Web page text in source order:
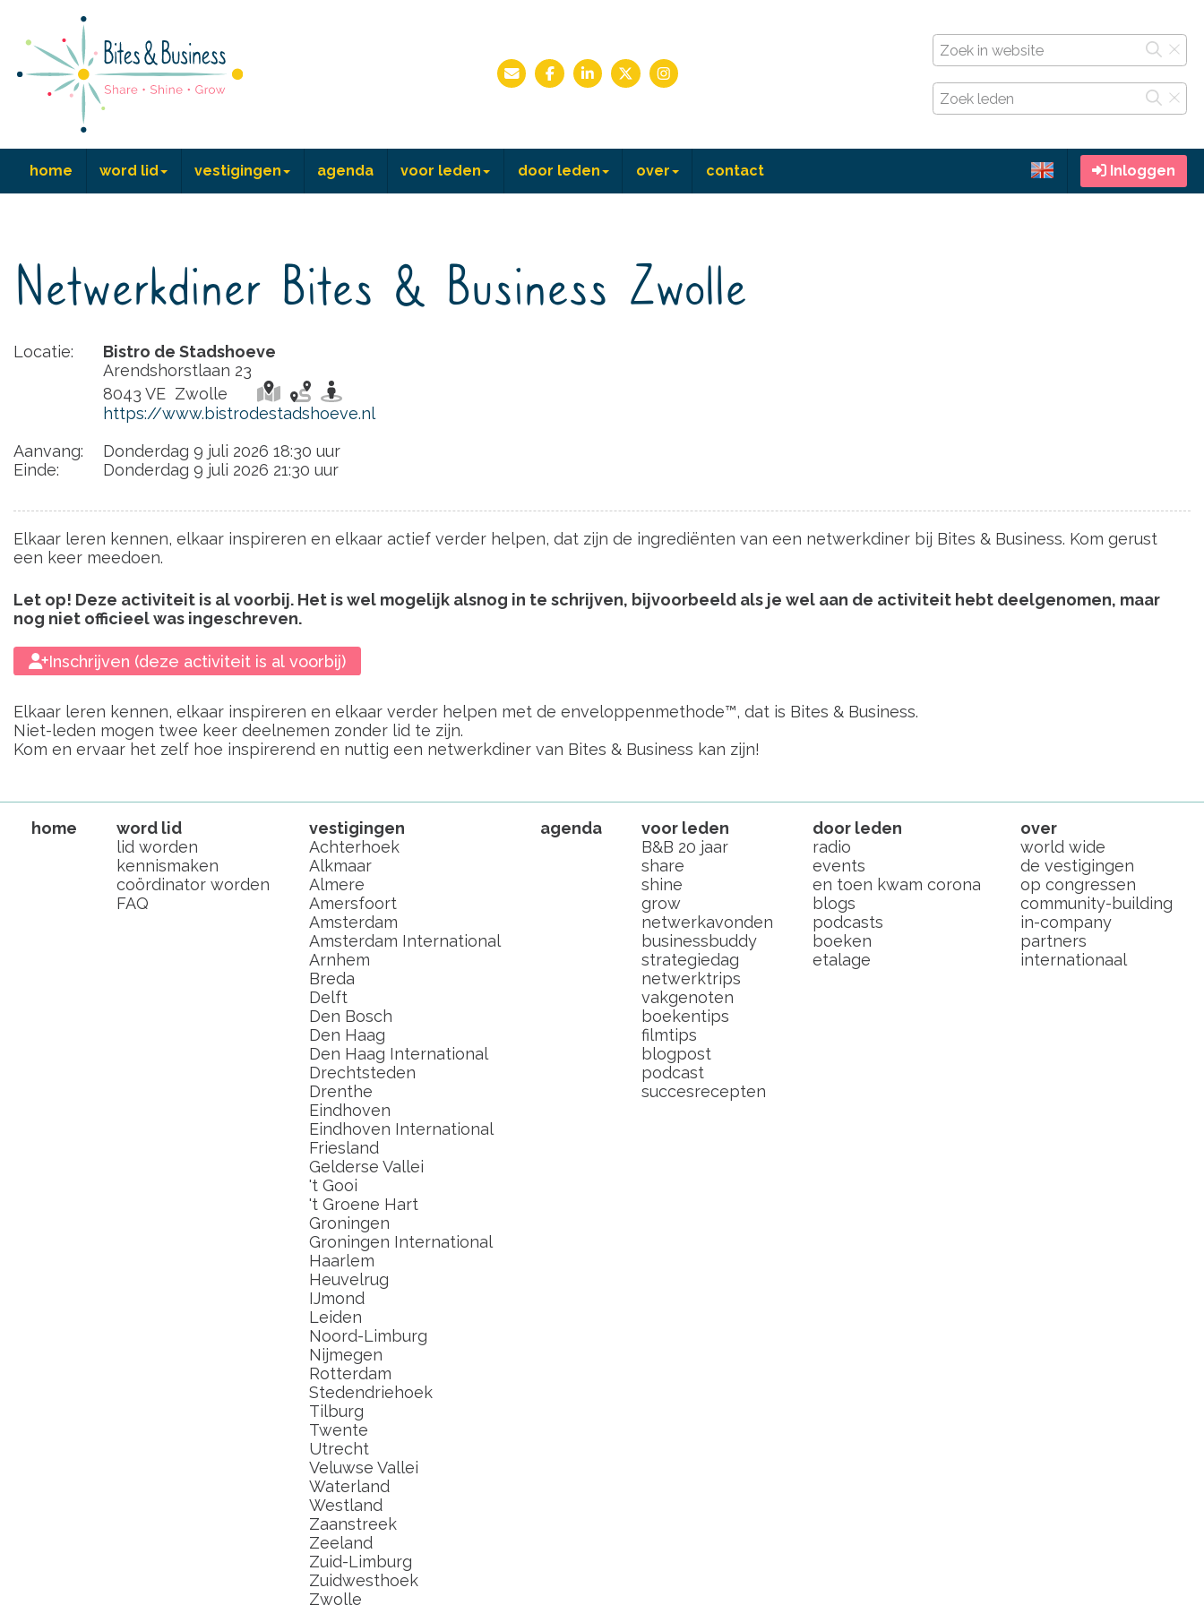
home word lid vestigingen agenda voor leden door leden over contact Inloggen
Netwerkdiner Bites & Business Zwolle
Locatie:
Bistro de Stadshoeve
Arendshorstlaan 23
8043 VE Zwolle
https://www.bistrodestadshoeve.nl
Aanvang:
Donderdag 9 juli 2026 18:30 uur
Einde:
Donderdag 9 juli 2026 21:30 uur
Elkaar leren kennen, elkaar inspireren en elkaar actief verder helpen, dat zijn de ingrediënten van een netwerkdiner bij Bites & Business. Kom gerust
een keer meedoen.
Let op! Deze activiteit is al voorbij. Het is wel mogelijk alsnog in te schrijven, bijvoorbeeld als je wel aan de activiteit hebt deelgenomen, maar
nog niet officieel was ingeschreven.
Inschrijven (deze activiteit is al voorbij)
Elkaar leren kennen, elkaar inspireren en elkaar verder helpen met de enveloppenmethode™, dat is Bites & Business.
Niet-leden mogen twee keer deelnemen zonder lid te zijn.
Kom en ervaar het zelf hoe inspirerend en nuttig een netwerkdiner van Bites & Business kan zijn!
home
word lid
lid worden
kennismaken
coördinator worden
FAQ
vestigingen
Achterhoek
Alkmaar
Almere
Amersfoort
Amsterdam
Amsterdam International
Arnhem
Breda
Delft
Den Bosch
Den Haag
Den Haag International
Drechtsteden
Drenthe
Eindhoven
Eindhoven International
Friesland
Gelderse Vallei
't Gooi
't Groene Hart
Groningen
Groningen International
Haarlem
Heuvelrug
IJmond
Leiden
Noord-Limburg
Nijmegen
Rotterdam
Stedendriehoek
Tilburg
Twente
Utrecht
Veluwse Vallei
Waterland
Westland
Zaanstreek
Zeeland
Zuid-Limburg
Zuidwesthoek
Zwolle
agenda
voor leden
B&B 20 jaar
share
shine
grow
netwerkavonden
businessbuddy
strategiedag
netwerktrips
vakgenoten
boekentips
filmtips
blogpost
podcast
succesrecepten
door leden
radio
events
en toen kwam corona
blogs
podcasts
boeken
etalage
over
world wide
de vestigingen
op congressen
community-building
in-company
partners
internationaal